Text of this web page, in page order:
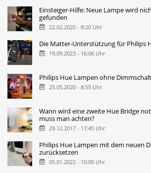
Einsteiger-Hilfe: Neue Lampe wird
gefunden
22.02.2020 - 8:20 Uhr
Die Matter-Unterstützung für Philips
19.09.2023 - 16:06 Uhr
Philips Hue Lampen ohne
25.05.2020 - 8:55 Uhr
Wann wird eine zweite Hue Bridge
muss man achten?
29.12.2017 - 17:45 Uhr
Philips Hue Lampen mit dem neuen
zurücksetzen
05.01.2022 - 10:00 Uhr